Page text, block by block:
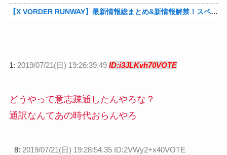
【X VORDER RUNWAY】最新情報総まとめ&新情報解禁！スペシャル番組！星川「ヘソは出したい」他
1: 2019/07/21(日) 19:26:39.49 ID:i3JLKvh70VOTE
どうやって意志疎通したんやろな？
通訳なんてあの時代おらんやろ
8: 2019/07/21(日) 19:28:54.35 ID:2VWy2+x40VOTE